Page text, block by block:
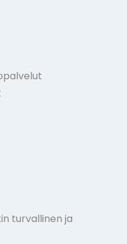
turvallinen ja